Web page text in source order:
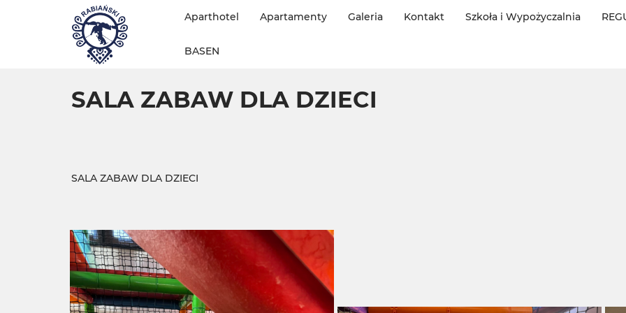
Aparthotel Apartamenty Galeria Kontakt Szkoła i Wypożyczalnia
BASEN
SALA ZABAW DLA DZIECI
SALA ZABAW DLA DZIECI